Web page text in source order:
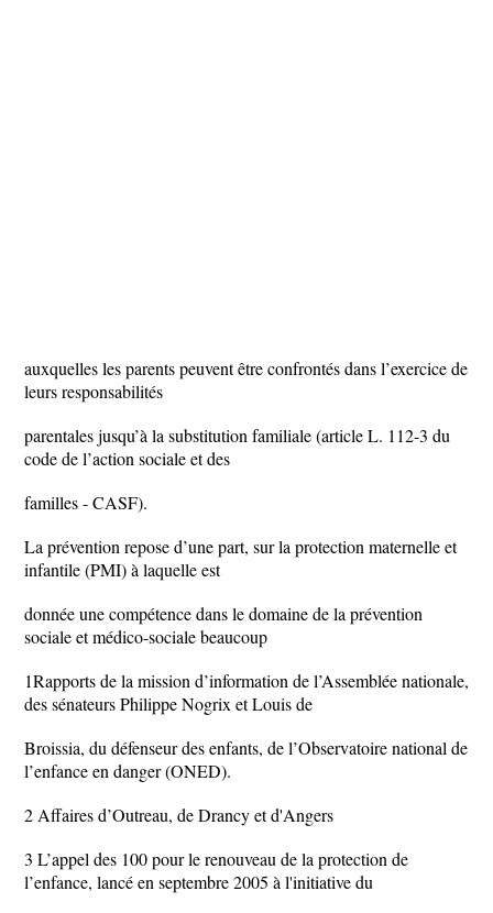
auxquelles les parents peuvent être confrontés dans l’exercice de
leurs responsabilités
parentales jusqu’à la substitution familiale (article L. 112-3 du
code de l’action sociale et des
familles - CASF).
La prévention repose d’une part, sur la protection maternelle et
infantile (PMI) à laquelle est
donnée une compétence dans le domaine de la prévention
sociale et médico-sociale beaucoup
1Rapports de la mission d’information de l’Assemblée nationale,
des sénateurs Philippe Nogrix et Louis de
Broissia, du défenseur des enfants, de l’Observatoire national de
l’enfance en danger (ONED).
2 Affaires d’Outreau, de Drancy et d'Angers
3 L’appel des 100 pour le renouveau de la protection de
l’enfance, lancé en septembre 2005 à l'initiative du